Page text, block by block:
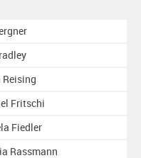
Fritschi
Fiedler
Rassmann